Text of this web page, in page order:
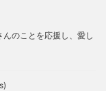
んのことを応援し、愛し